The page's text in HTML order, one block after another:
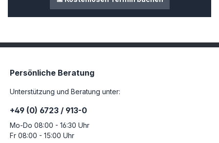
Persönliche Beratung
Unterstützung und Beratung unter:
+49 (0) 6723 / 913-0
Mo-Do 08:00 - 16:30 Uhr
Fr 08:00 - 15:00 Uhr